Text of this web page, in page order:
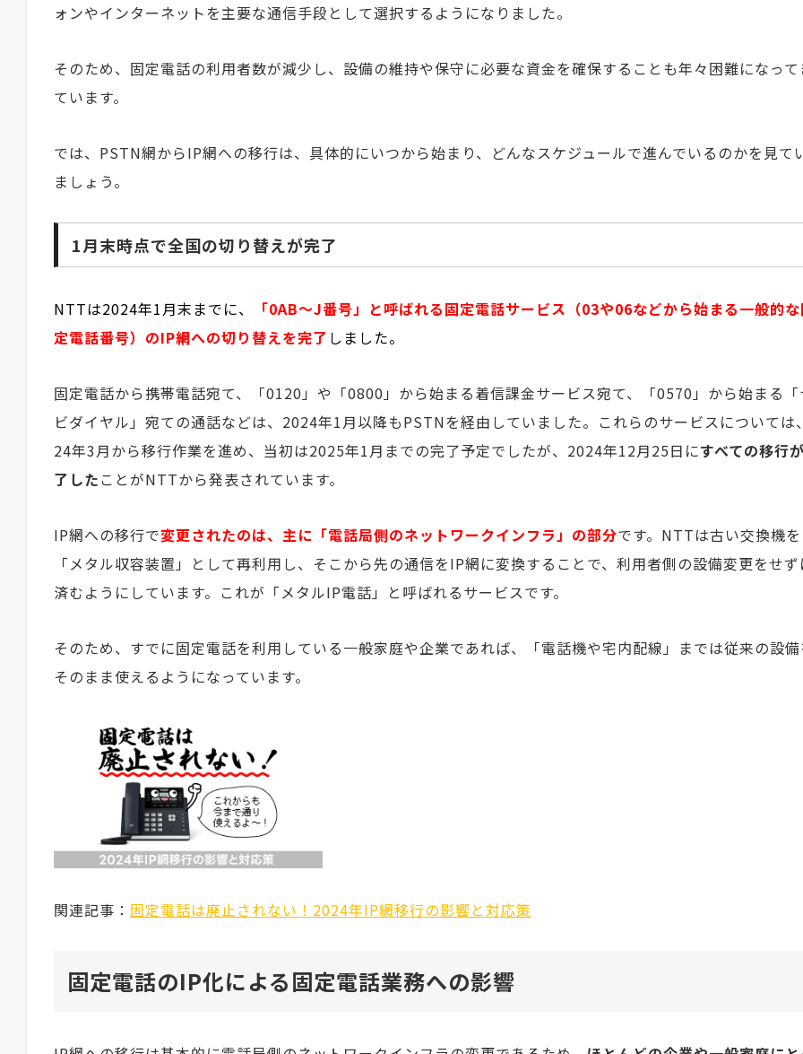
ォンやインターネットを主要な通信手段として選択するようになりました。
そのため、固定電話の利用者数が減少し、設備の維持や保守に必要な資金を確保することも年々困難になっ
ています。
では、PSTN網からIP網への移行は、具体的にいつから始まり、どんなスケジュールで進んでいるのかを見て
ましょう。
1月末時点で全国の切り替えが完了
NTTは2024年1月末までに、
「0AB～J番号」と呼ばれる固定電話サービス（03や06などから始まる一般的
定電話番号）のIP網への切り替えを完了 しました。
固定電話から携帯電話宛て、「0120」や「0800」から始まる着信課金サービス宛て、「0570」から始まる
ビダイヤル」宛ての通話などは、2024年1月以降もPSTNを経由していました。これらのサービスについては
24年3月から移行作業を進め、当初は2025年1月までの完了予定でしたが、2024年12月25日にすべての移行
了した ことがNTTから発表されています。
IP網への移行で変更されたのは、主に「電話局側のネットワークインフラ」の部分です。NTTは古い交換機を
「メタル収容装置」として再利用し、そこから先の通信をIP網に変換することで、利用者側の設備変更をせ
済むようにしています。これが「メタルIP電話」と呼ばれるサービスです。
そのため、すでに固定電話を利用している一般家庭や企業であれば、「電話機や宅内配線」までは従来の設
そのまま使えるようになっています。
関連記事： 固定電話は廃止されない！2024年IP網移行の影響と対応策
固定電話のIP化による固定電話業務への影響